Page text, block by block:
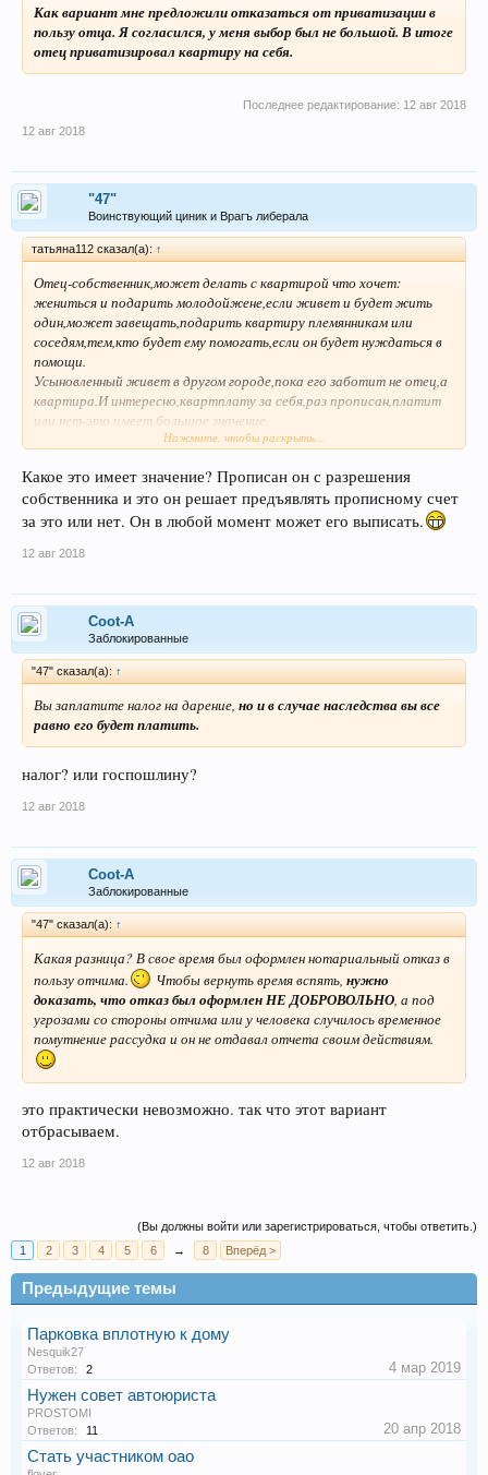
Как вариант мне предложили отказаться от приватизации в
пользу отца. Я согласился, у меня выбор был не большой. В итоге
отец приватизировал квартиру на себя.
Последнее редактирование: 12 авг 2018
12 авг 2018
"47"
Воинствующий циник и Врагъ либерала
татьяна112 сказал(а): ↑
Отец-собственник,может делать с квартирой что хочет:
жениться и подарить молодойжене,если живет и будет жить
один,может завещать,подарить квартиру племянникам или
соседям,тем,кто будет ему помогать,если он будет нуждаться в
помощи.
Усыновленный живет в другом городе,пока его заботит не отец,а
квартира.И интересно,квартплату за себя,раз прописан,платит
или нет-это имеет большое значение.
А вообще зависит только от личных отношений и доверии между
Нажмите, чтобы раскрыть...
Какое это имеет значение? Прописан он с разрешения
собственника и это он решает предъявлять прописному счет
за это или нет. Он в любой момент может его выписать.
12 авг 2018
Coot-A
Заблокированные
"47" сказал(а): ↑
Вы заплатите налог на дарение, но и в случае наследства вы все
равно его будет платить.
налог? или госпошлину?
12 авг 2018
Coot-A
Заблокированные
"47" сказал(а): ↑
Какая разница? В свое время был оформлен нотариальный отказ в
пользу отчима.
Чтобы вернуть время вспять, нужно
доказать, что отказ был оформлен НЕ ДОБРОВОЛЬНО, а под
угрозами со стороны отчима или у человека случилось временное
помутнение рассудка и он не отдавал отчета своим действиям.
это практически невозможно. так что этот вариант
отбрасываем.
12 авг 2018
(Вы должны войти или зарегистрироваться, чтобы ответить.)
1
2 3 4 5 6 → 8 Вперёд >
Предыдущие темы
Парковка вплотную к дому
Nesquik27
Ответов:
2 4 мар 2019
Нужен совет автоюриста
PROSTOMI
Ответов:
11 20 апр 2018
Стать участником оао